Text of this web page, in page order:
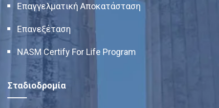
Επαγγελματική Αποκατάσταση
Επανεξέταση
NASM Certify For Life Program
Σταδιοδρομία